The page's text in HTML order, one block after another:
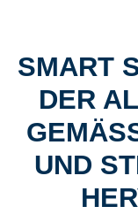
SMART
DER
ND